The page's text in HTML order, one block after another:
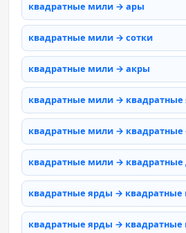
квадратные мили → ары
квадратные мили → сотки
квадратные мили → акры
квадратные мили → квадратные
квадратные мили → квадратные
квадратные мили →
квадратные ярды → квадратные
квадратные ярды → квадратные